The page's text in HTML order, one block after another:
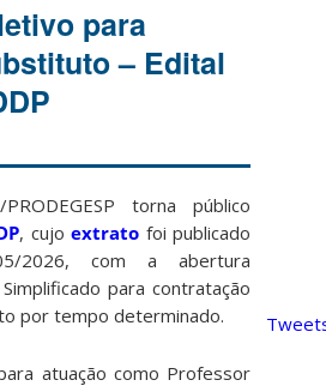
para
– Edital
torna público
, cujoextrato foi publicado
2026, com a abertura
para contratação
por tempo determinado.
atuação como Professor